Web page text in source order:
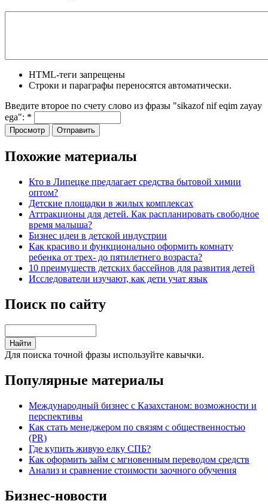
HTML-теги запрещены
Строки и параграфы переносятся автоматически.
Введите второе по счету слово из фразы "sikazof nif eqim zayay
ega": *
Похожие материалы
Кто в Липецке предлагает средства бытовой химии
оптом?
Детские площадки в жилых комплексах
Аттракционы для детей. Как распланировать свободное
время малыша?
Бизнес идеи в детской индустрии
Как красиво и функционально оформить комнату
ребенка от трех- до пятилетнего возраста?
10 преимуществ детских бассейнов для развития детей
Исследователи изучают, как дети учат язык
Поиск по сайту
Для поиска точной фразы используйте кавычки.
Популярные материалы
Международный бизнес с Казахстаном: возможности и
перспективы
Как стать менеджером по связям с общественностью
(PR)
Где купить живую елку СПБ?
Как оформить займ с мгновенным переводом средств
Анализ и сравнение стоимости заочного обучения
Бизнес-новости